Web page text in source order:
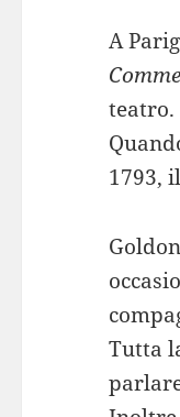
A
teatro.
1793,
Tutta